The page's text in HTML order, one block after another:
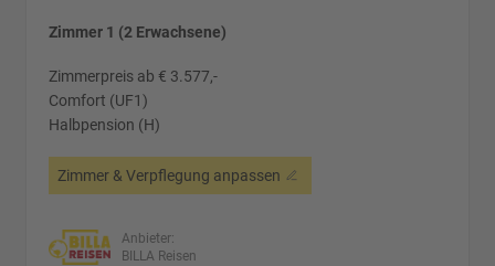
Zimmer 1 (2 Erwachsene)
Zimmerpreis ab € 3.577,-
Comfort (UF1)
Halbpension (H)
Zimmer & Verpflegung anpassen
Anbieter:
BILLA Reisen